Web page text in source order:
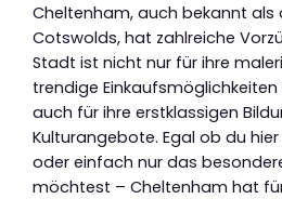
Cheltenham, auch bekannt als
Cotswolds, hat zahlreiche
Stadt ist nicht nur für ihre
trendige
auch für ihre erstklassigen
Kulturangebote. Egal ob du
oder einfach nur das
möchtest – Cheltenham hat